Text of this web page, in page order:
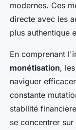
modernes. Ces
directe avec les
plus authentique
En comprenant
monétisation,
naviguer
constante
stabilité
se concentrer